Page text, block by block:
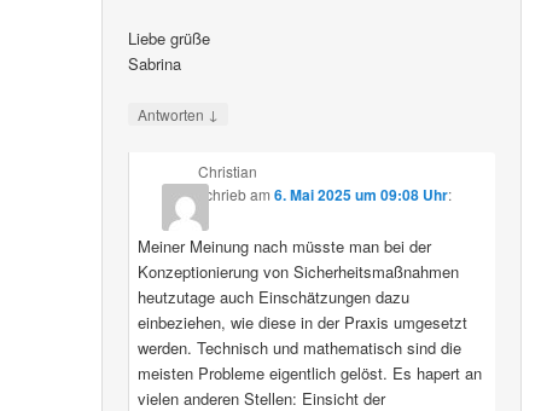
Liebe grüße
Sabrina
Antworten ↓
Christian
schriebam 6. Mai 2025 um 09:08 Uhr:
Meiner Meinung nach müsste man bei der
Konzeptionierung von Sicherheitsmaßnahmen
heutzutage auch Einschätzungen dazu
einbeziehen, wie diese in der Praxis umgesetzt
werden. Technisch und mathematisch sind die
meisten Probleme eigentlich gelöst. Es hapert an
vielen anderen Stellen: Einsicht der